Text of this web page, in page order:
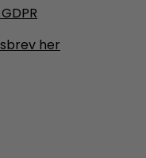
her